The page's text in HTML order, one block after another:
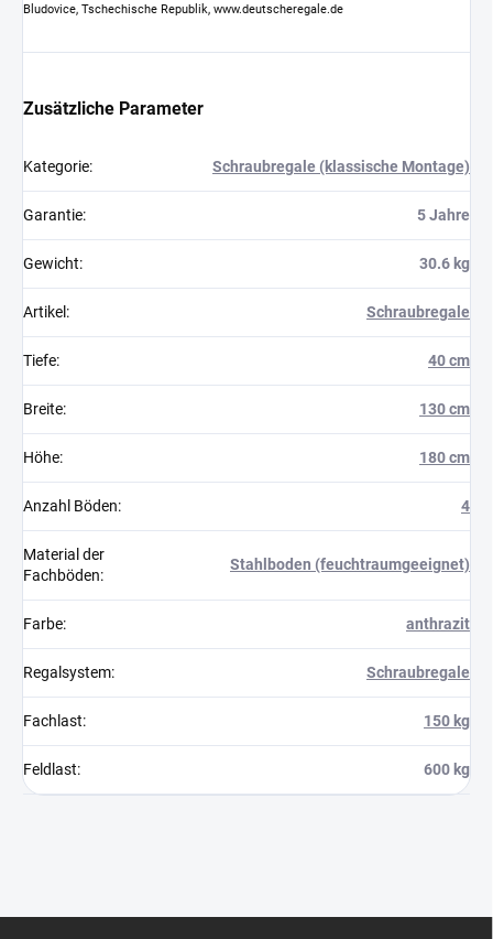
Bludovice, Tschechische Republik, www.deutscheregale.de
Zusätzliche Parameter
Kategorie: Schraubregale (klassische Montage)
Garantie: 5 Jahre
Gewicht: 30.6 kg
Artikel : Schraubregale
Tiefe: 40 cm
Breite: 130 cm
Höhe: 180 cm
Anzahl Böden: 4
Material der
Fachböden:
Stahlboden (feuchtraumgeeignet)
Farbe: anthrazit
Regalsystem: Schraubregale
Fachlast: 150 kg
Feldlast: 600 kg